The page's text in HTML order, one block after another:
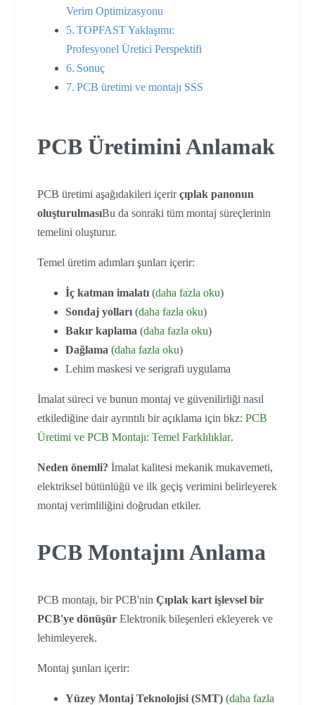
Verim Optimizasyonu
TOPFAST Yaklaşımı:
Profesyonel Üretici Perspektifi
Sonuç
PCB üretimi ve montajı SSS
PCB Üretimini Anlamak
PCB üretimi aşağıdakileri içerirçıplak panonun
oluşturulmasıBu da sonraki tüm montaj süreçlerinin
temelini oluşturur.
Temel üretim adımları şunları içerir:
İç katman imalatı (daha fazla oku)
Sondaj yolları (daha fazla oku)
Bakır kaplama (daha fazla oku)
Dağlama (daha fazla oku)
Lehim maskesi ve serigrafi uygulama
İmalat süreci ve bunun montaj ve güvenilirliği nasıl
etkilediğine dair ayrıntılı bir açıklama için bkz: PCB
Üretimi ve PCB Montajı: Temel Farklılıklar.
Neden önemli? İmalat kalitesi mekanik mukavemeti,
elektriksel bütünlüğü ve ilk geçiş verimini belirleyerek
montaj verimliliğini doğrudan etkiler.
PCB Montajını Anlama
PCB montajı, bir PCB'nin Çıplak kart işlevsel bir
PCB'ye dönüşür Elektronik bileşenleri ekleyerek ve
lehimleyerek.
Montaj şunları içerir:
Yüzey Montaj Teknolojisi (SMT) (daha fazla